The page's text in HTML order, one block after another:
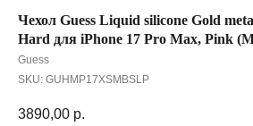
Чехол Guess Liquid silicone Gold
Hard для iPhone 17 Pro Max, Pink
Guess
SKU: GUHMP17XSMBSLP
3890,00 р.